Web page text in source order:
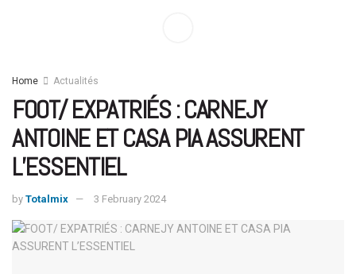
Home Actualités
FOOT/ EXPATRIÉS : CARNEJY
ANTOINE ET CASA PIA ASSURENT
L’ESSENTIEL
by Totalmix 3 February 2024